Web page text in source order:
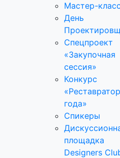
Мастер-
День
Спецпроект
«Закупочная
сессия»
Конкурс
«Реставратор
года»
Спикеры
площадка
Designers